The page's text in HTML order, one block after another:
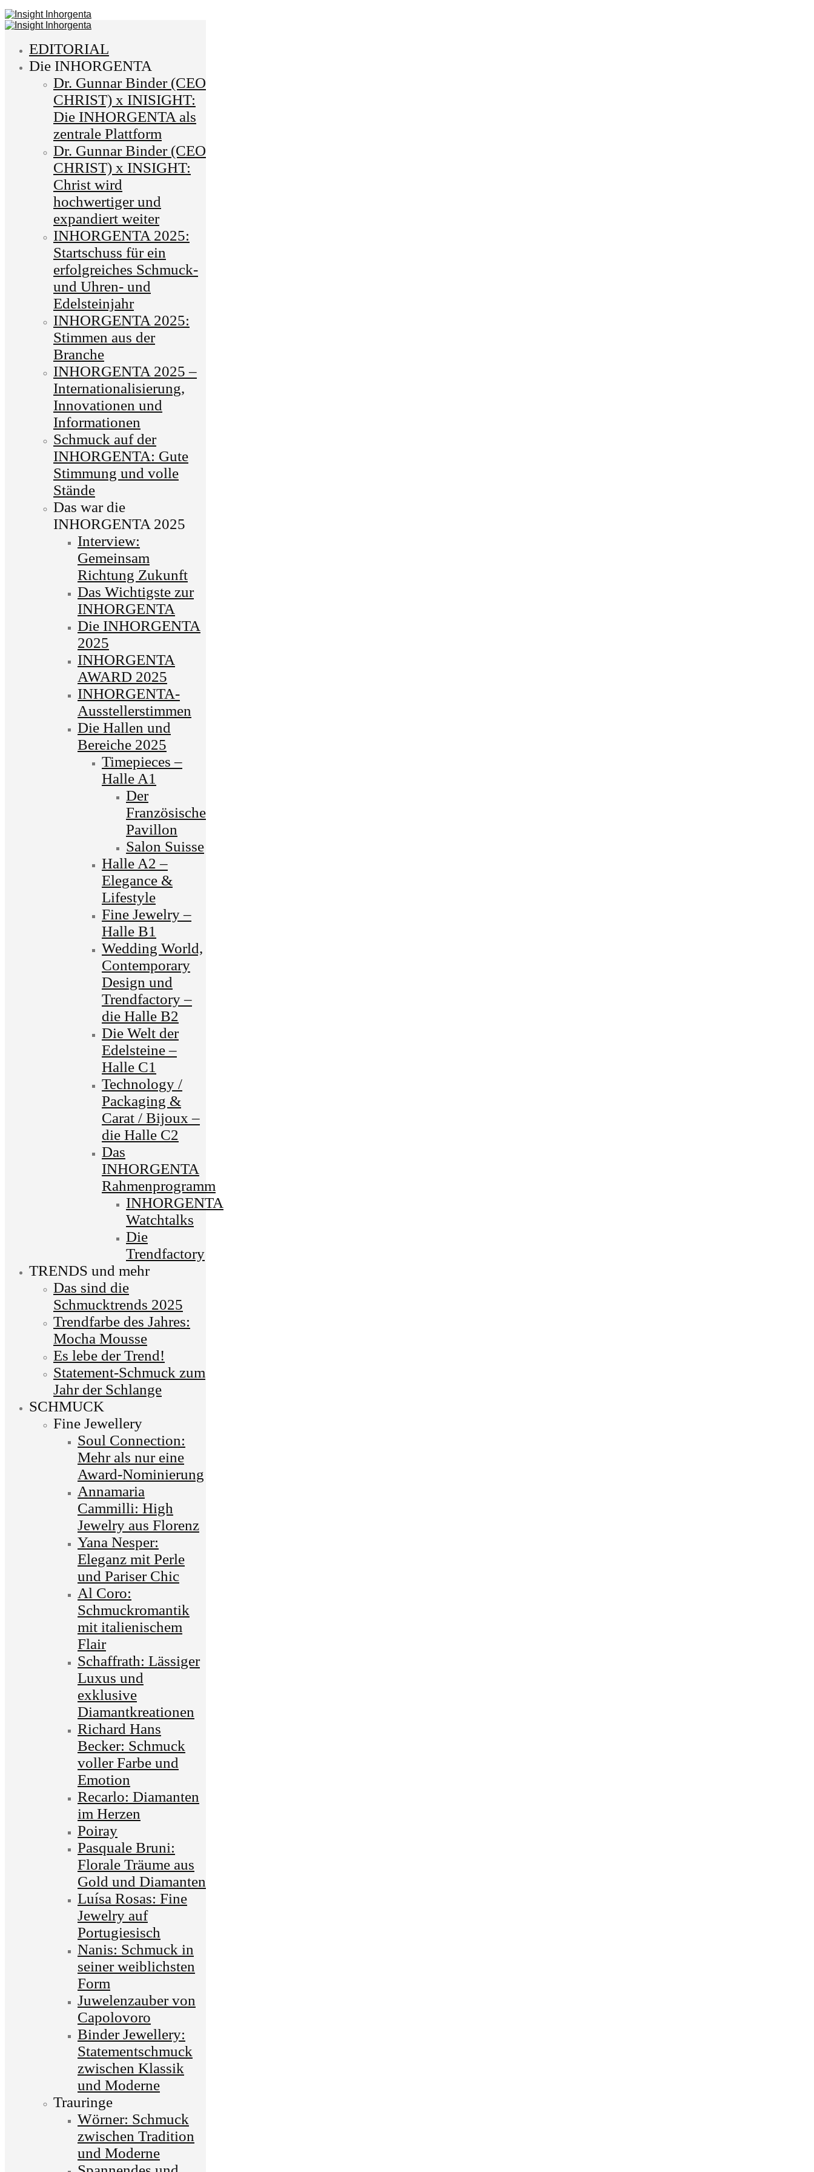
EDITORIAL
Die INHORGENTA
Dr. Gunnar Binder (CEO
CHRIST) x INISIGHT:
Die INHORGENTA als
zentrale Plattform
Dr. Gunnar Binder (CEO
CHRIST) x INSIGHT:
Christ wird
hochwertiger und
expandiert weiter
INHORGENTA 2025:
Startschuss für ein
erfolgreiches Schmuck-
und Uhren- und
Edelsteinjahr
INHORGENTA 2025:
Stimmen aus der
Branche
INHORGENTA 2025 –
Internationalisierung,
Innovationen und
Informationen
Schmuck auf der
INHORGENTA: Gute
Stimmung und volle
Stände
Das war die
INHORGENTA 2025
Interview:
Gemeinsam
Richtung Zukunft
Das Wichtigste zur
INHORGENTA
Die INHORGENTA
2025
INHORGENTA
AWARD 2025
INHORGENTA-
Ausstellerstimmen
Die Hallen und
Bereiche 2025
Timepieces –
Halle A1
Der
Französische
Pavillon
Salon Suisse
Halle A2 –
Elegance &
Lifestyle
Fine Jewelry –
Halle B1
Wedding World,
Contemporary
Design und
Trendfactory –
die Halle B2
Die Welt der
Edelsteine –
Halle C1
Technology /
Packaging &
Carat / Bijoux –
die Halle C2
Das
INHORGENTA
Rahmenprogramm
INHORGENTA
Watchtalks
Die
Trendfactory
TRENDS und mehr
Das sind die
Schmucktrends 2025
Trendfarbe des Jahres:
Mocha Mousse
Es lebe der Trend!
Statement-Schmuck zum
Jahr der Schlange
SCHMUCK
Fine Jewellery
Soul Connection:
Mehr als nur eine
Award-Nominierung
Annamaria
Cammilli: High
Jewelry aus Florenz
Yana Nesper:
Eleganz mit Perle
und Pariser Chic
Al Coro:
Schmuckromantik
mit italienischem
Flair
Schaffrath: Lässiger
Luxus und
exklusive
Diamantkreationen
Richard Hans
Becker: Schmuck
voller Farbe und
Emotion
Recarlo: Diamanten
im Herzen
Poiray
Pasquale Bruni:
Florale Träume aus
Gold und Diamanten
Luísa Rosas: Fine
Jewelry auf
Portugiesisch
Nanis: Schmuck in
seiner weiblichsten
Form
Juwelenzauber von
Capolovoro
Binder Jewellery:
Statementschmuck
zwischen Klassik
und Moderne
Trauringe
Wörner: Schmuck
zwischen Tradition
und Moderne